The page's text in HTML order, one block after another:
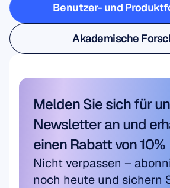
Benutzer- und
Benutzer- und
Akademische
Akademische
Melden Sie sich für
Newsletter an und
einen Rabatt von 10%
Nicht verpassen –
noch heute und sichern